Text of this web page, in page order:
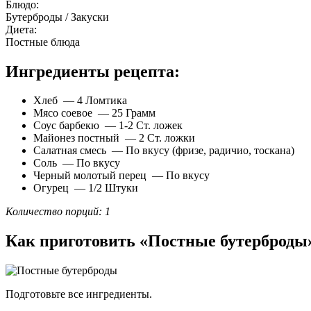
Блюдо:
Бутерброды / Закуски
Диета:
Постные блюда
Ингредиенты рецепта:
Хлеб — 4 Ломтика
Мясо соевое — 25 Грамм
Соус барбекю — 1-2 Ст. ложек
Майонез постный — 2 Ст. ложки
Салатная смесь — По вкусу (фризе, радичио, тоскана)
Соль — По вкусу
Черный молотый перец — По вкусу
Огурец — 1/2 Штуки
Количество порций: 1
Как приготовить «Постные
Подготовьте все ингредиенты.